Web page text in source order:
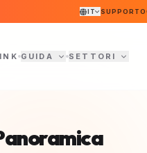
IT SUPPORTO
GUIDA SETTORI